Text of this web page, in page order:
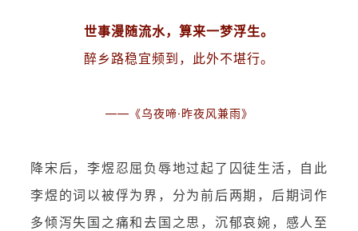
世事漫随流水，算来一梦浮生。
醉乡路稳宜频到，此外不堪行。
——《乌夜啼·昨夜风兼雨》
降宋后，李煜忍屈负辱地过起了囚徒生活，自此
李煜的词以被俘为界，分为前后两期，后期词作
多倾泻失国之痛和去国之思，沉郁哀婉，感人至